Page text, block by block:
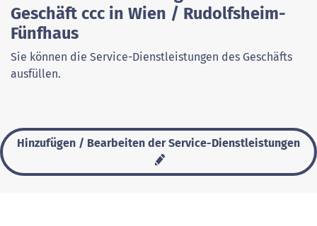
Geschäft ccc in Wien / Rudolfsheim-
Fünfhaus
Sie können die Service-Dienstleistungen des Geschäfts
ausfüllen.
Hinzufügen / Bearbeiten der Service-Dienstleistungen